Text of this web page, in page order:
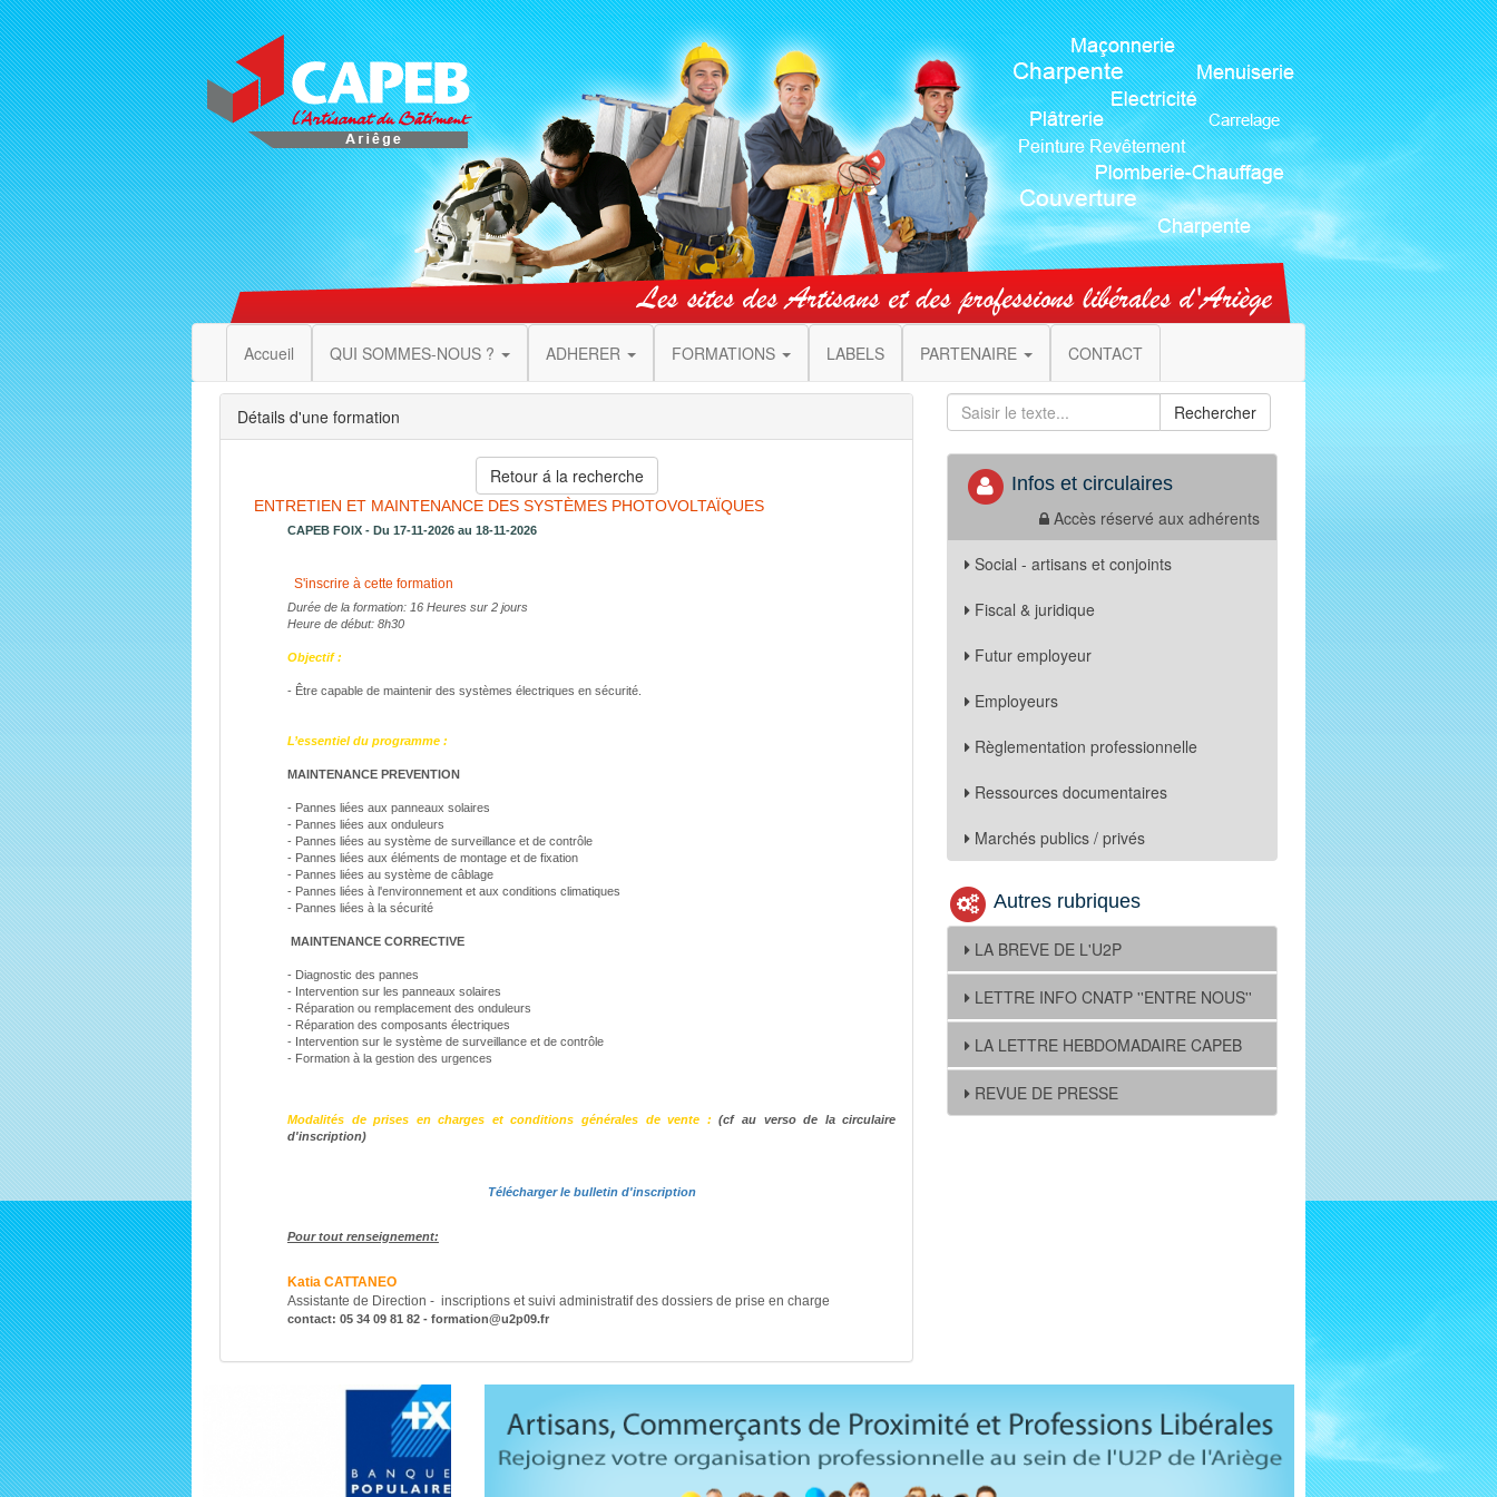
Accueil QUI SOMMES-NOUS ? ADHERER FORMATIONS LABELS PARTENAIRE CONTACT
Détails d'une formation
Retour á la recherche
ENTRETIEN ET MAINTENANCE DES SYSTÈMES PHOTOVOLTAÏQUES
CAPEB FOIX - Du 17-11-2026 au 18-11-2026
S'inscrire à cette formation
Durée de la formation: 16 Heures sur 2 jours
Heure de début: 8h30
Objectif :
- Être capable de maintenir des systèmes électriques en sécurité.
L’essentiel du programme :
MAINTENANCE PREVENTION
- Pannes liées aux panneaux solaires
- Pannes liées aux onduleurs
- Pannes liées au système de surveillance et de contrôle
- Pannes liées aux éléments de montage et de fixation
- Pannes liées au système de câblage
- Pannes liées à l'environnement et aux conditions climatiques
- Pannes liées à la sécurité
MAINTENANCE CORRECTIVE
- Diagnostic des pannes
- Intervention sur les panneaux solaires
- Réparation ou remplacement des onduleurs
- Réparation des composants électriques
- Intervention sur le système de surveillance et de contrôle
- Formation à la gestion des urgences
Modalités de prises en charges et conditions générales de vente :
(cf au verso de la circulaire
d'inscription)
Télécharger le bulletin d'inscription
Pour tout renseignement:
Katia CATTANEO
Assistante de Direction - inscriptions et suivi administratif des dossiers de prise en charge
contact: 05 34 09 81 82 - formation@u2p09.fr
Rechercher
Infos et circulaires
Accès réservé aux adhérents
Social - artisans et conjoints
Fiscal & juridique
Futur employeur
Employeurs
Règlementation professionnelle
Ressources documentaires
Marchés publics / privés
Autres rubriques
LA BREVE DE L'U2P
LETTRE INFO CNATP ''ENTRE NOUS''
LA LETTRE HEBDOMADAIRE CAPEB
REVUE DE PRESSE